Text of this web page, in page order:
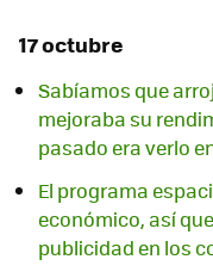
17 octubre
Sabíamos que
mejoraba su
pasado era verlo
El programa
económico, así
publicidad en los